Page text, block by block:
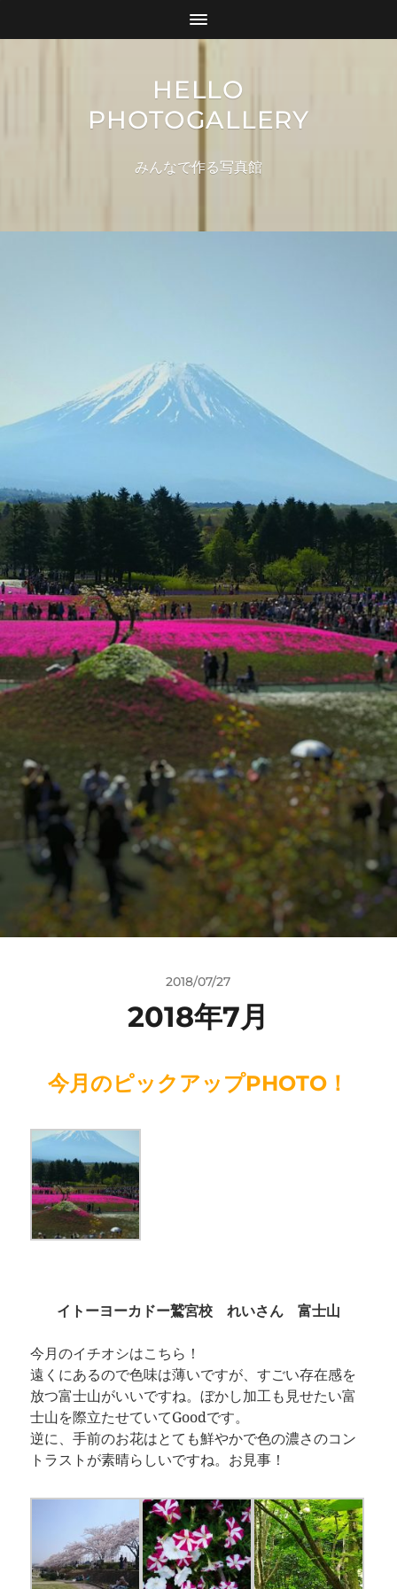
HELLO
PHOTOGALLERY
みんなで作る写真館
2018/07/27
2018年7月
今月のピックアップPHOTO！
イトーヨーカドー鷲宮校 れいさん 富士山
今月のイチオシはこちら！
遠くにあるので色味は薄いですが、すごい存在感を
放つ富士山がいいですね。ぼかし加工も見せたい富
士山を際立たせていてGoodです。
逆に、手前のお花はとても鮮やかで色の濃さのコン
トラストが素晴らしいですね。お見事！